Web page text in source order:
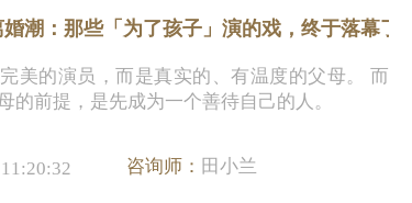
潮：那些「为了孩子」演的戏，终于落幕了
美的演员，而是真实的、有温度的父母。 而
的前提，是先成为一个善待自己的人。
咨询师： 田小兰